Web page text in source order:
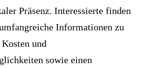
Präsenz. Interessierte finden
Informationen zu
und
sowie einen